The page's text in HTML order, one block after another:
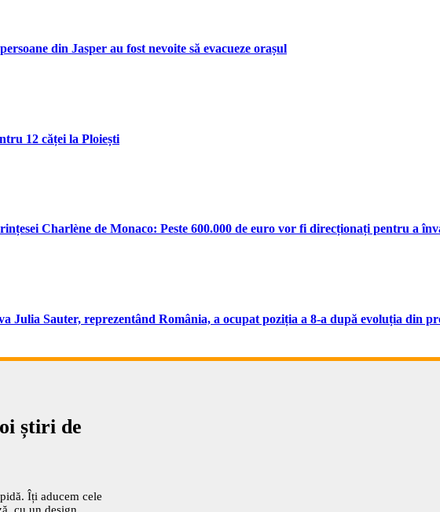
din Jasper au fost nevoite să evacueze orașul
12 căței la Ploiești
Charlène de Monaco: Peste 600.000 de euro vor fi direcționați pentru a
Julia Sauter, reprezentând România, a ocupat poziția a 8-a după evoluția din
știri de
Îți aducem cele